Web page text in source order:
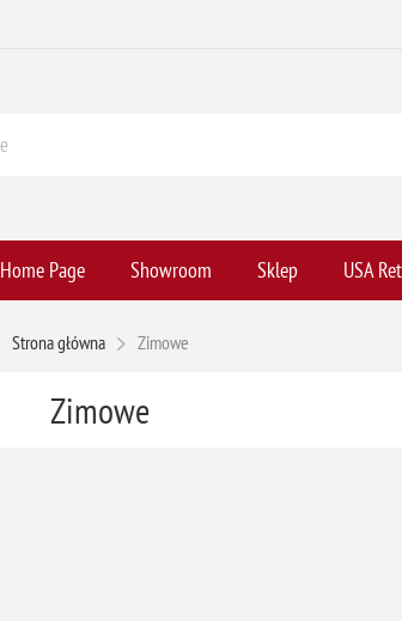
Home Page Showroom Sklep USA
Strona główna Zimowe
Zimowe